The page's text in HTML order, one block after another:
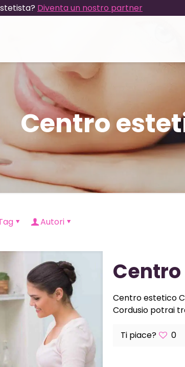
Diventa un nostro partner
Centro
Autori
Centro estetico
Cordusio potrai
Ti piace? 0